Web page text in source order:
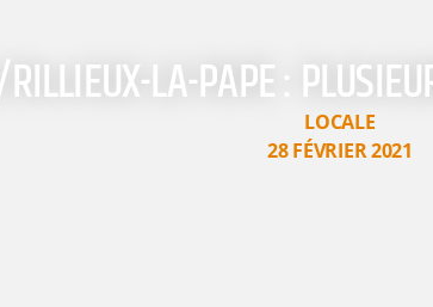
LA-PAPE :
LOCALE
28 FÉVRIER 2021